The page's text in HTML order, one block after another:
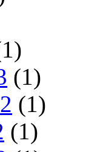
(1)
(1)
(1)